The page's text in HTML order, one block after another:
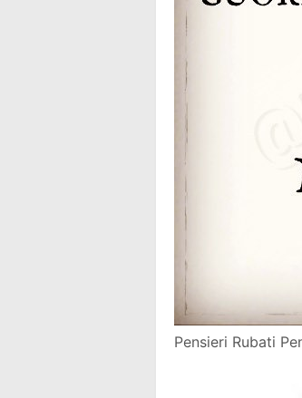
Pensieri Rubati